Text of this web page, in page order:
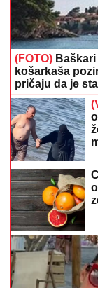
(FOTO)
košarkaša
pričaju da je